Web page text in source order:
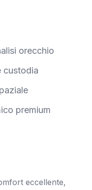
orecchio
custodia
premium
eccellente,